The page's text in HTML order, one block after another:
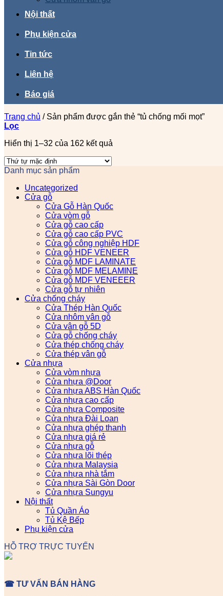
Nội thất
Phụ kiện cửa
Tin tức
Liên hệ
Báo giá
Trang chủ /Sản phẩm được gắn thẻ “tủ chống mối mọt”
Lọc
Hiển thị 1–32 của 162 kết quả
Danh mục sản phẩm
Uncategorized
Cửa gỗ
Cửa Gỗ Hàn Quốc
Cửa vòm gỗ
Cửa gỗ cao cấp
Cửa gỗ cao cấp PVC
Cửa gỗ công nghiệp HDF
Cửa gỗ HDF VENEER
Cửa gỗ MDF LAMINATE
Cửa gỗ MDF MELAMINE
Cửa gỗ MDF VENEEER
Cửa gỗ tự nhiên
Cửa chống cháy
Cửa Thép Hàn Quốc
Cửa nhôm vân gỗ
Cửa vân gỗ 5D
Cửa gỗ chống cháy
Cửa thép chống cháy
Cửa thép vân gỗ
Cửa nhựa
Cửa vòm nhựa
Cửa nhựa @Door
Cửa nhựa ABS Hàn Quốc
Cửa nhựa cao cấp
Cửa nhựa Composite
Cửa nhựa Đài Loan
Cửa nhựa ghép thanh
Cửa nhựa giá rẻ
Cửa nhựa gỗ
Cửa nhựa lõi thép
Cửa nhựa Malaysia
Cửa nhựa nhà tắm
Cửa nhựa Sài Gòn Door
Cửa nhựa Sungyu
Nội thất
Tủ Quần Áo
Tủ Kệ Bếp
Phụ kiện cửa
HỖ TRỢ TRỰC TUYẾN
☎ TƯ VẤN BÁN HÀNG